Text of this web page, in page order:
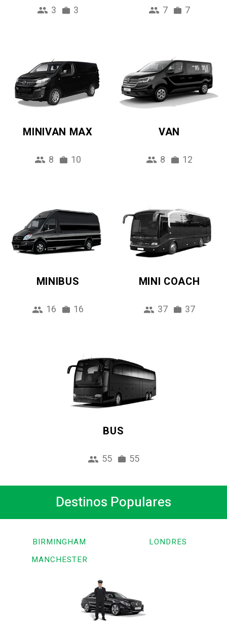
3 3 7 7
MINIVAN MAX
8 10
VAN
8 12
MINIBUS
16 16
MINI COACH
37 37
BUS
55 55
Destinos Populares
BIRMINGHAM
LONDRES
MANCHESTER